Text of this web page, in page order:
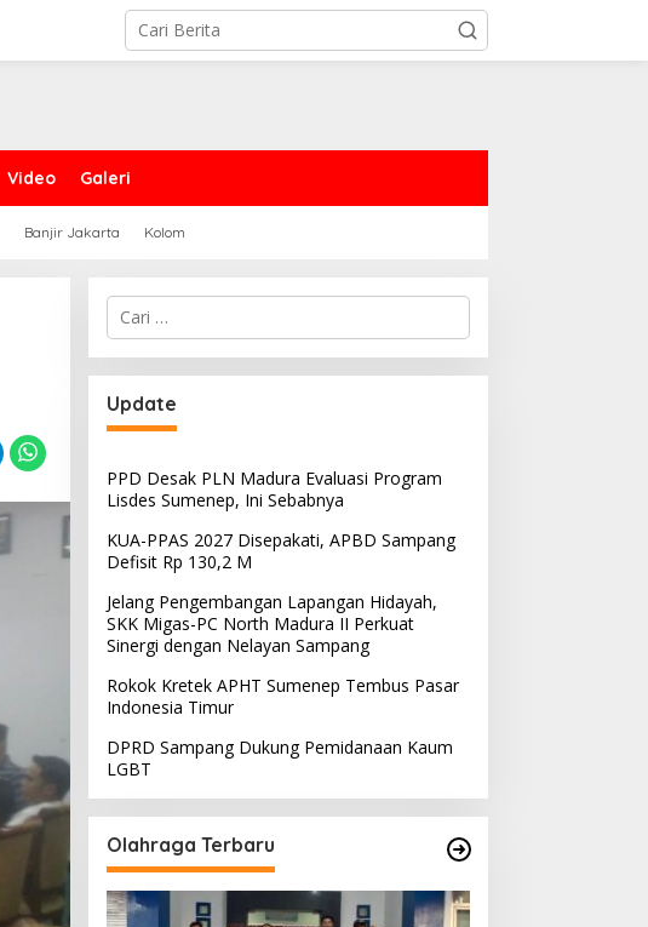
Video Galeri
Banjir Jakarta Kolom
Cari
untuk:
Update
PPD Desak PLN Madura Evaluasi Program
Lisdes Sumenep, Ini Sebabnya
KUA-PPAS 2027 Disepakati, APBD Sampang
Defisit Rp 130,2 M
Jelang Pengembangan Lapangan Hidayah,
SKK Migas-PC North Madura II Perkuat
Sinergi dengan Nelayan Sampang
Rokok Kretek APHT Sumenep Tembus Pasar
Indonesia Timur
DPRD Sampang Dukung Pemidanaan Kaum
LGBT
Olahraga Terbaru